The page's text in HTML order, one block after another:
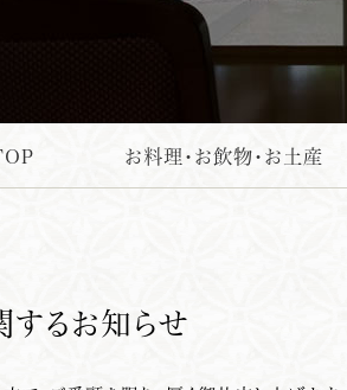
お料理・お飲物・お土産
るお知らせ